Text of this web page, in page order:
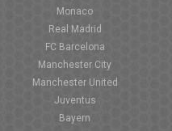
Monaco
Real Madrid
FC Barcelona
Manchester City
Manchester United
Juventus
Bayern